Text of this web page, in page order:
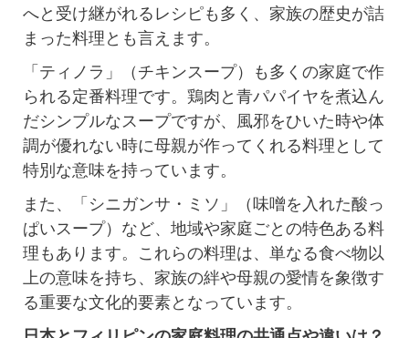
へと受け継がれるレシピも多く、家族の歴史が詰
まった料理とも言えます。
「ティノラ」（チキンスープ）も多くの家庭で作
られる定番料理です。鶏肉と青パパイヤを煮込ん
だシンプルなスープですが、風邪をひいた時や体
調が優れない時に母親が作ってくれる料理として
特別な意味を持っています。
また、「シニガンサ・ミソ」（味噌を入れた酸っ
ぱいスープ）など、地域や家庭ごとの特色ある料
理もあります。これらの料理は、単なる食べ物以
上の意味を持ち、家族の絆や母親の愛情を象徴す
る重要な文化的要素となっています。